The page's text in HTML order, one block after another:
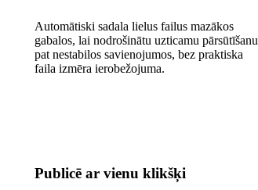
Automātiski sadala lielus failus mazākos
gabalos, lai nodrošinātu uzticamu pārsūtīšanu
pat nestabilos savienojumos, bez praktiska
faila izmēra ierobežojuma.
Publicē ar vienu klikšķi